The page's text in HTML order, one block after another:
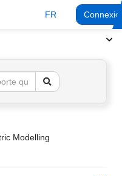
FR
Modelling